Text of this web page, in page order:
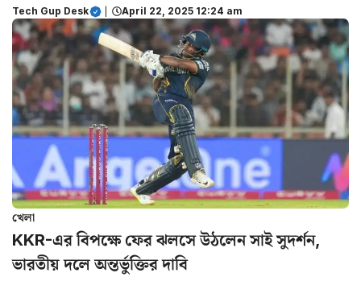
Tech Gup Desk April 22, 2025 12:24 am
খেলা
KKR-এর বিপক্ষে ফের ঝলসে উঠলেন সাই সুদর্শন,
ভারতীয় দলে অন্তর্ভুক্তির দাবি